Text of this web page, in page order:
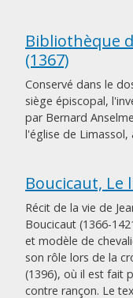
Bibliothèque
(1367)
Conservé dans le
siège épiscopal,
par Bernard
l'église de Limassol,
Boucicaut, Le
Récit de la vie de
Boucicaut (1366-
et modèle de
son rôle lors de la
(1396), où il est fait
contre rançon. Le